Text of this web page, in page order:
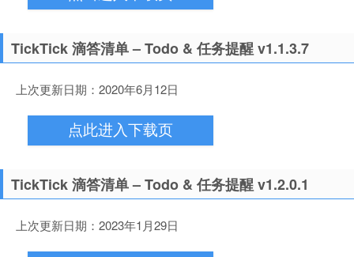
TickTick 滴答清单 – Todo & 任务提醒 v1.1.3.7
上次更新日期：2020年6月12日
点此进入下载页
TickTick 滴答清单 – Todo & 任务提醒 v1.2.0.1
上次更新日期：2023年1月29日